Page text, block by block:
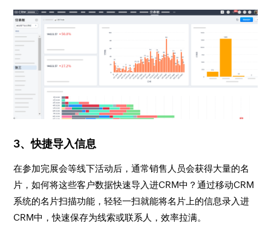
3、快捷导入信息
在参加完展会等线下活动后，通常销售人员会获得大量的名
片，如何将这些客户数据快速导入进CRM中？通过移动CRM
系统的名片扫描功能，轻轻一扫就能将名片上的信息录入进
CRM中，快速保存为线索或联系人，效率拉满。